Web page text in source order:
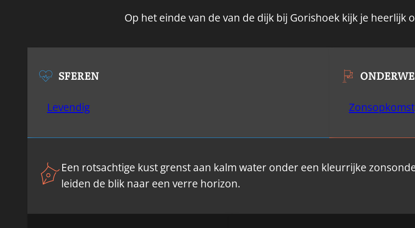
Op het einde van de van de dijk bij Gorishoek kijk je heerlijk
SFEREN
Levendig Zonsopkomst
Een rotsachtige kust grenst aan kalm water onder een kleurrijke
leiden de blik naar een verre horizon.